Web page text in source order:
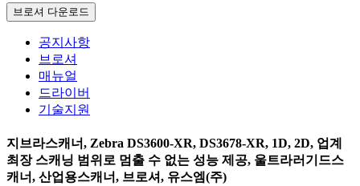
브로셔 다운로드
공지사항
브로셔
매뉴얼
드라이버
기술지원
지브라스캐너, Zebra DS3600-XR, DS3678-XR, 1D, 2D, 업계
최장 스캐닝 범위로 멈출 수 없는 성능 제공, 울트라러기드스
캐너, 산업용스캐너, 브로셔, 유스엠(주)